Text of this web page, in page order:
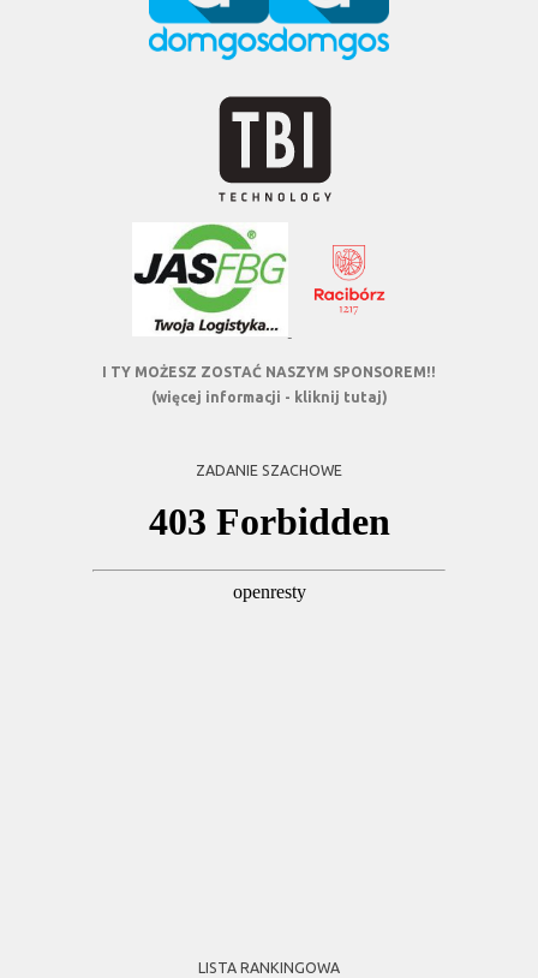
I TY MOŻESZ ZOSTAĆ NASZYM SPONSOREM!!
(więcej informacji - kliknij tutaj)
ZADANIE SZACHOWE
LISTA RANKINGOWA